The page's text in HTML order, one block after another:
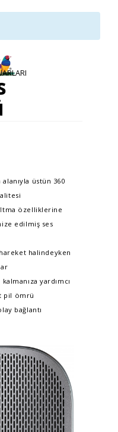
üstün 360
özelliklerine
edilmiş ses
halindeyken
yardımcı
pil ömrü
bağlantı